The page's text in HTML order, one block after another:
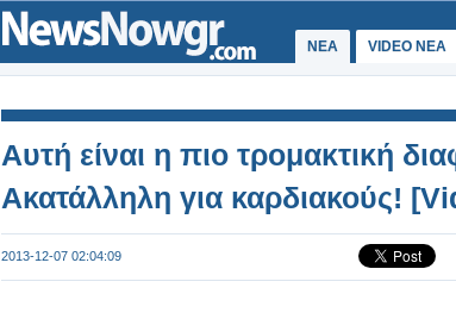
ΝΕΑ VIDEO NEA
Αυτή είναι η πιο τρομακτική
Ακατάλληλη για καρδιακούς!
2013-12-07 02:04:09